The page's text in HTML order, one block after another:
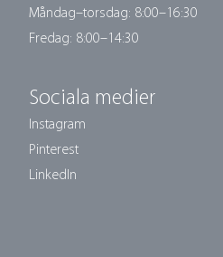
Måndag–torsdag: 8:00–16:30
Fredag: 8:00–14:30
Sociala medier
Instagram
Pinterest
LinkedIn